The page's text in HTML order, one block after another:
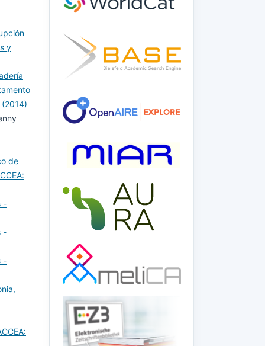
y
de
-
-
-